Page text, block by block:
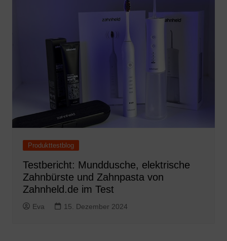
Produkttestblog
Testbericht: Munddusche, elektrische
Zahnbürste und Zahnpasta von
Zahnheld.de im Test
Eva 15. Dezember 2024